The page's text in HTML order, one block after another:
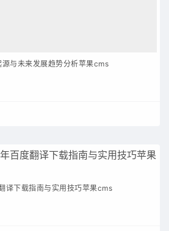
与未来发展趋势分析苹果cms
译下载指南与实用技巧苹果cms